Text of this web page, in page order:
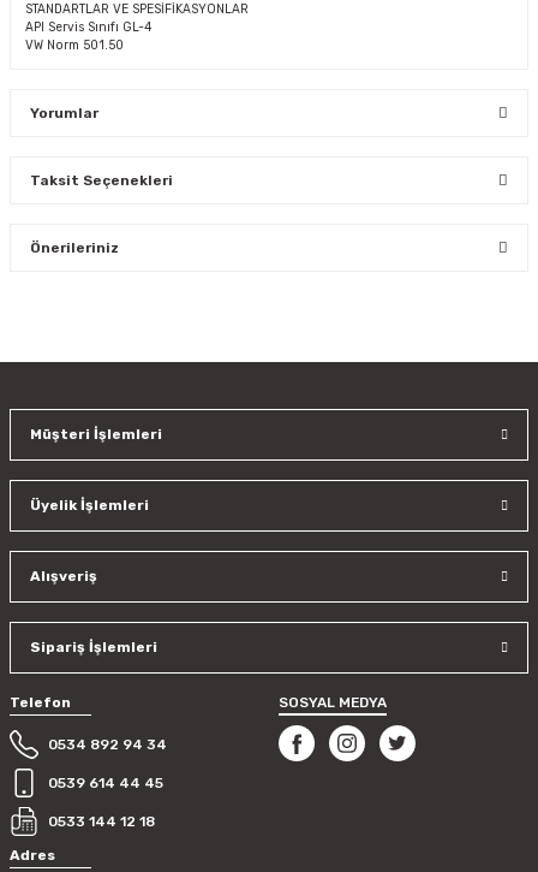
STANDARTLAR VE SPESİFİKASYONLAR
API Servis Sınıfı GL-4
VW Norm 501.50
Yorumlar
Taksit Seçenekleri
Önerileriniz
Ürün resmi kalitesiz, bozuk veya görüntülenemiyor.
Ürün bilgilerinde hatalar bulunuyor.
Bu ürüne benzer farklı alternatifler olmalı.
Gönder
Müşteri İşlemleri
Üyelik İşlemleri
Alışveriş
Sipariş İşlemleri
Telefon
0534 892 94 34
0539 614 44 45
0533 144 12 18
SOSYAL MEDYA
Adres